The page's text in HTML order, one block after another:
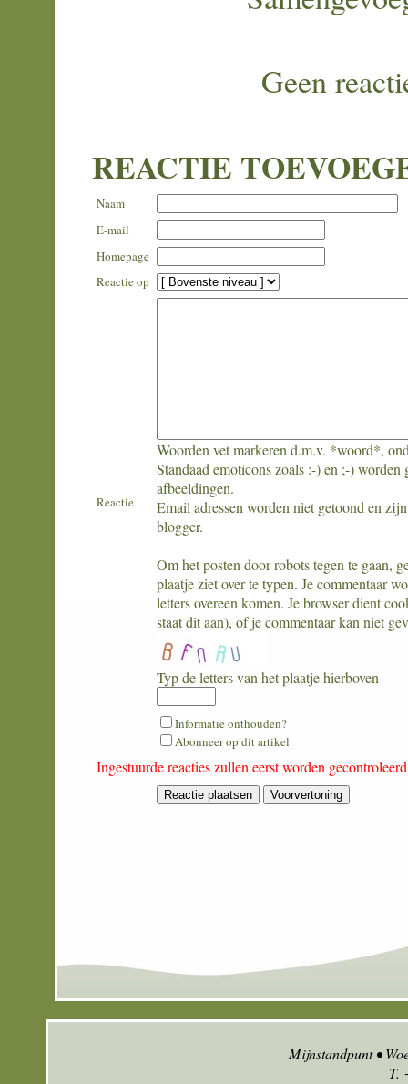
Geen
REACTIE
Naam
E-mail
Homepage
Reactie op
Reactie
Woorden vet markeren d.m.v. *woord*,
Standaad emoticons zoals :-) en ;-) worden
afbeeldingen.
Email adressen worden niet getoond en
blogger.
Om het posten door robots tegen te gaan,
plaatje ziet over te typen. Je commentaar
letters overeen komen. Je browser dient
staat dit aan), of je commentaar kan niet
Typ de letters van het plaatje hierboven
What
is
three
plus
three?
Informatie onthouden?
Abonneer op dit artikel
Ingestuurde reacties zullen eerst worden
Mijnstandpunt •
T.